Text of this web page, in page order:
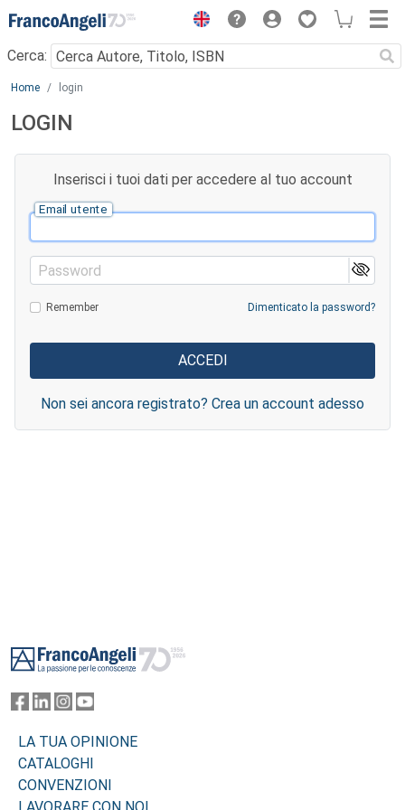
Menu
Cerca:
Main content
Home login
LOGIN
Inserisci i tuoi dati per accedere al tuo account
Email utente
Password
Remember Dimenticato la password?
Non sei ancora registrato? Crea un account adesso
LA TUA OPINIONE
CATALOGHI
CONVENZIONI